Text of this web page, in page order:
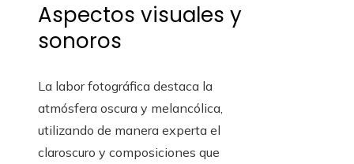
Aspectos visuales y
sonoros
La labor fotográfica destaca la
atmósfera oscura y melancólica,
utilizando de manera experta el
claroscuro y composiciones que